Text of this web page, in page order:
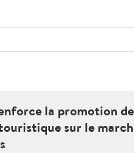
la promotion
sur le